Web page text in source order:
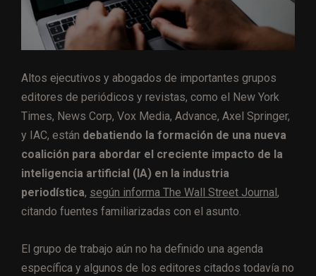
Altos ejecutivos y abogados de importantes grupos
editores de periódicos y revistas, como el New York
Times, News Corp, Vox Media, Advance, Axel Springer,
y IAC, están debatiendo la formación de una nueva
coalición para abordar el creciente impacto de la
inteligencia artificial (IA) en la industria
periodística, según informa The Wall Street Journal ,
citando fuentes familiarizadas con el asunto.
El grupo de trabajo aún no ha definido una agenda
específica y algunos de los editores citados todavía no